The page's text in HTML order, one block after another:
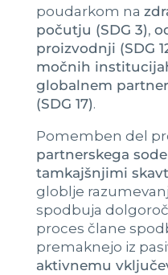
poudarkom na
počutju (SDG 3),
proizvodnji (SDG
močnih
globalnem
(SDG 17).
Pomemben del
partnerskega
tamkajšnjimi
globlje
spodbuja
proces člane
premaknejo iz
aktivnemu